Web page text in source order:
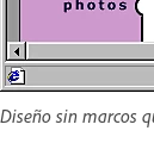
Diseño sin marcos